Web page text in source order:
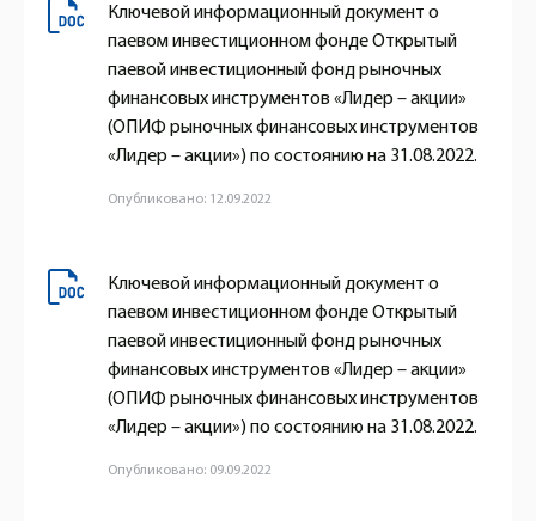
Ключевой информационный документ о
паевом инвестиционном фонде Открытый
паевой инвестиционный фонд рыночных
финансовых инструментов «Лидер – акции»
(ОПИФ рыночных финансовых инструментов
«Лидер – акции») по состоянию на 31.08.2022.
Опубликовано: 12.09.2022
Ключевой информационный документ о
паевом инвестиционном фонде Открытый
паевой инвестиционный фонд рыночных
финансовых инструментов «Лидер – акции»
(ОПИФ рыночных финансовых инструментов
«Лидер – акции») по состоянию на 31.08.2022.
Опубликовано: 09.09.2022